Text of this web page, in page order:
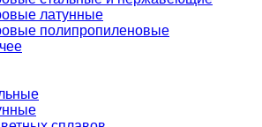
латунные
полипропиленовые